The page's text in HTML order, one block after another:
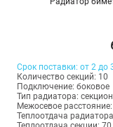
Срок поставки: от 2 до
Количество секций: 10
Подключение: боковое
Тип радиатора:
Межосевое
Теплоотдача